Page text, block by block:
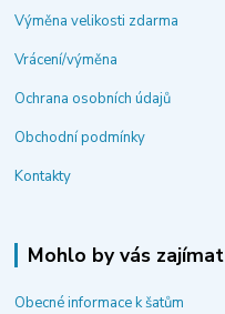
Výměna velikosti zdarma
Vrácení/výměna
Ochrana osobních údajů
Obchodní podmínky
Kontakty
Mohlo by vás zajímat
Obecné informace k šatům